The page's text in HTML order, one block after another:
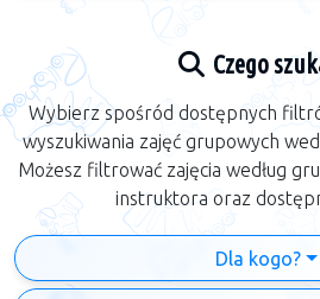
Czego
Wybierz spośród dostępnych
wyszukiwania zajęć grupowych
Możesz filtrować zajęcia według
instruktora oraz
Dla kogo?